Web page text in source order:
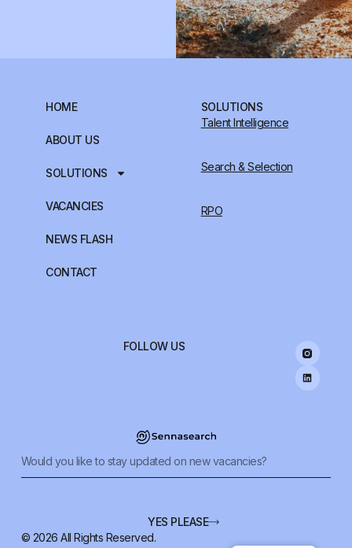
YES PLEASE
Alternative:
© 2026 All Rights Reserved.
HOME
ABOUT US
SOLUTIONS
VACANCIES
NEWS FLASH
CONTACT
SOLUTIONS
Talent Intelligence
Search & Selection
RPO
FOLLOW US